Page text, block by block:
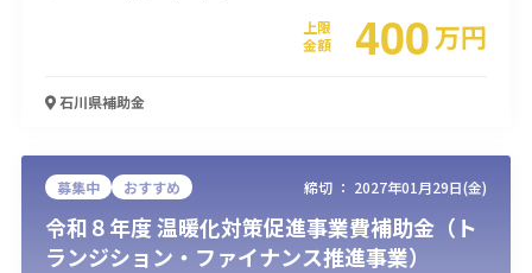
上限
金額
400万円
石川県補助金
募集中 おすすめ 締切 ： 2027年01月29日(金)
令和８年度 温暖化対策促進事業費補助金（ト
ランジション・ファイナンス推進事業）